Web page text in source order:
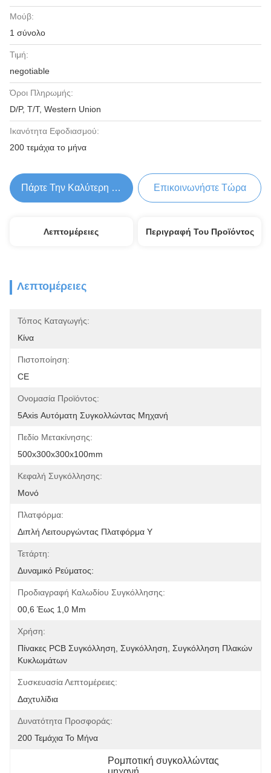
Μούβ:
1 σύνολο
Τιμή:
negotiable
Όροι Πληρωμής:
D/P, T/T, Western Union
Ικανότητα Εφοδιασμού:
200 τεμάχια το μήνα
Πάρτε Την Καλύτερη Τιμή Επικοινωνήστε Τώρα
Λεπτομέρειες Περιγραφή Του Προϊόντος
Λεπτομέρειες
Τόπος Καταγωγής:
Κίνα
Πιστοποίηση:
CE
Ονομασία Προϊόντος:
5Axis Αυτόματη Συγκολλώντας Μηχανή
Πεδίο Μετακίνησης:
500x300x300x100mm
Κεφαλή Συγκόλλησης:
Μονό
Πλατφόρμα:
Διπλή Λειτουργώντας Πλατφόρμα Υ
Τετάρτη:
Δυναμικό Ρεύματος:
Προδιαγραφή Καλωδίου Συγκόλλησης:
00,6 Έως 1,0 Mm
Χρήση:
Πίνακες PCB Συγκόλληση, Συγκόλληση, Συγκόλληση Πλακών
Κυκλωμάτων
Συσκευασία Λεπτομέρειες:
Δαχτυλίδια
Δυνατότητα Προσφοράς:
200 Τεμάχια Το Μήνα
Ρομποτική συγκολλώντας